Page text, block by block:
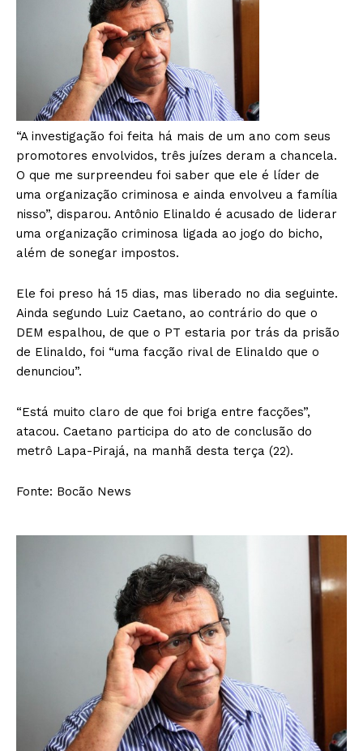
“A investigação foi feita há mais de um ano com seus
promotores envolvidos, três juízes deram a chancela.
O que me surpreendeu foi saber que ele é líder de
uma organização criminosa e ainda envolveu a família
nisso”, disparou. Antônio Elinaldo é acusado de liderar
uma organização criminosa ligada ao jogo do bicho,
além de sonegar impostos.
Ele foi preso há 15 dias, mas liberado no dia seguinte.
Ainda segundo Luiz Caetano, ao contrário do que o
DEM espalhou, de que o PT estaria por trás da prisão
de Elinaldo, foi “uma facção rival de Elinaldo que o
denunciou”.
“Está muito claro de que foi briga entre facções”,
atacou. Caetano participa do ato de conclusão do
metrô Lapa-Pirajá, na manhã desta terça (22).
Fonte: Bocão News